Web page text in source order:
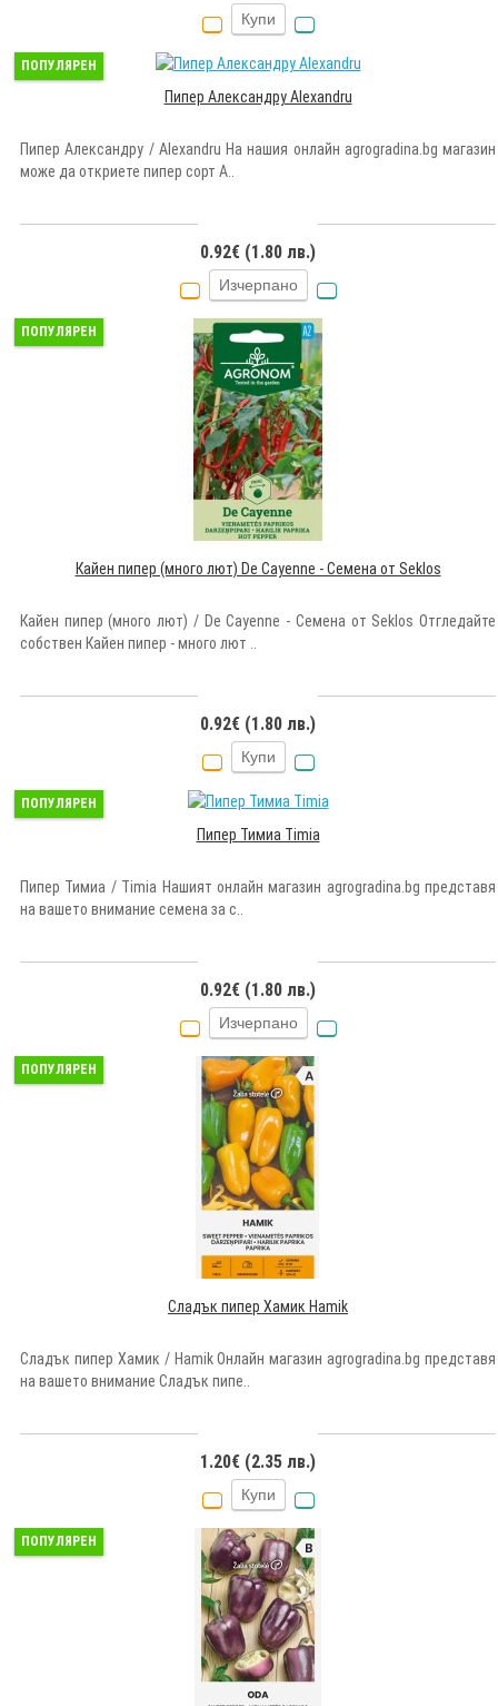
Купи
ПОПУЛЯРЕН
Пипер Александру Alexandru
Пипер Александру / Alexandru На нашия онлайн agrogradina.bg магазин
може да откриете пипер сорт А..
0.92€ (1.80 лв.)
Изчерпано
ПОПУЛЯРЕН
Кайен пипер (много лют) De Cayenne - Семена от Seklos
Кайен пипер (много лют) / De Cayenne - Семена от Seklos Отгледайте
собствен Кайен пипер - много лют ..
0.92€ (1.80 лв.)
Купи
ПОПУЛЯРЕН
Пипер Тимиа Timia
Пипер Тимиа / Timia Нашият онлайн магазин agrogradina.bg представя
на вашето внимание семена за с..
0.92€ (1.80 лв.)
Изчерпано
ПОПУЛЯРЕН
Сладък пипер Хамик Hamik
Сладък пипер Хамик / Hamik Онлайн магазин agrogradina.bg представя
на вашето внимание Сладък пипе..
1.20€ (2.35 лв.)
Купи
ПОПУЛЯРЕН